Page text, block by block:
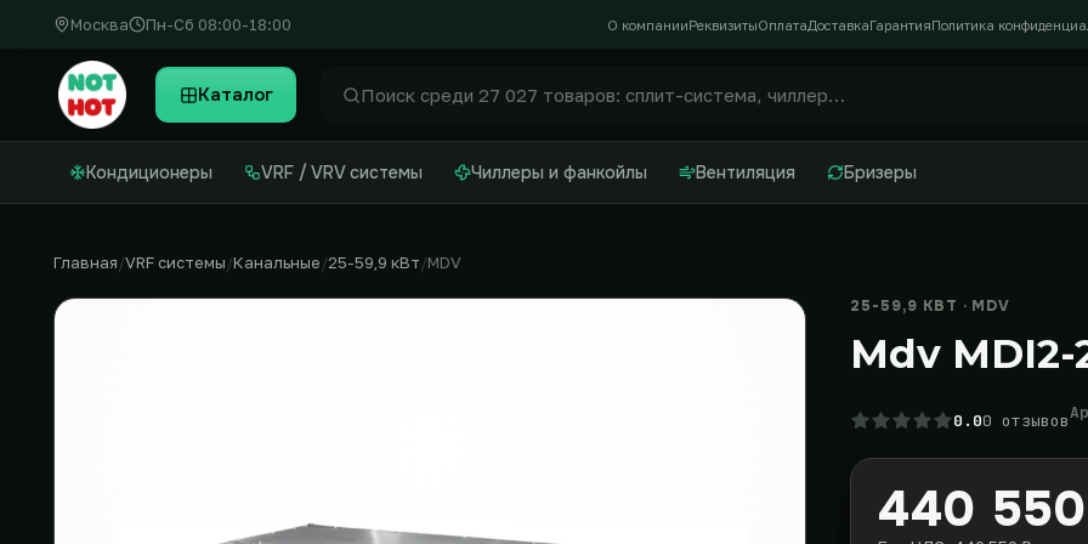
Москва Пн-Сб 08:00-18:00 О компанииРеквизитыОплатаДоставкаГарантияПолитика
Каталог Найти
Кондиционеры VRF / VRV системы Чиллеры и фанкойлы Вентиляция Бризеры
Главная VRF системы Канальные 25-59,9 кВт MDV
25-59,9 КВТ · MDV
Mdv MDI2-
0.00 отзывов
440